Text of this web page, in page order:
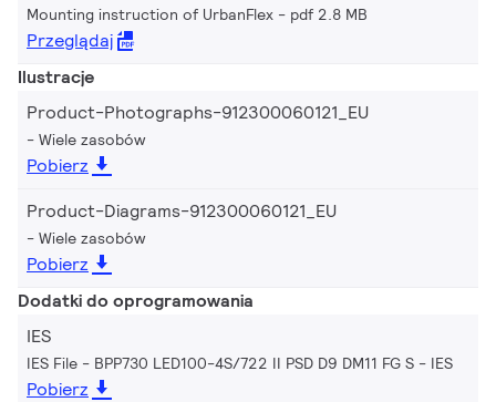
Mounting instruction of UrbanFlex pdf 2.8 MB
Przeglądaj
Ilustracje
Product-Photographs-912300060121_EU
Wiele zasobów
Pobierz
Product-Diagrams-912300060121_EU
Wiele zasobów
Pobierz
Dodatki do oprogramowania
IES
IES File - BPP730 LED100-4S/722 II PSD D9 DM11 FG S IES
Pobierz